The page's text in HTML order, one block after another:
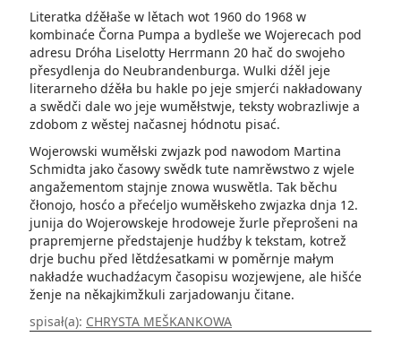
Literatka dźěłaše w lětach wot 1960 do 1968 w
kombinaće Čorna Pumpa a bydleše we Wojerecach pod
adresu Dróha Liselotty Herrmann 20 hač do swojeho
přesydlenja do Neubrandenburga. Wulki dźěl jeje
literarneho dźěła bu hakle po jeje smjerći nakładowany
a swědči dale wo jeje wuměłstwje, teksty wobrazliwje a
zdobom z wěstej načasnej hódnotu pisać.
Wojerowski wuměłski zwjazk pod nawodom Martina
Schmidta jako časowy swědk tute namrěwstwo z wjele
angažementom stajnje znowa wuswětla. Tak běchu
čłonojo, hosćo a přećeljo wuměłskeho zwjazka dnja 12.
junija do Wojerowskeje hrodoweje žurle přeprošeni na
prapremjerne předstajenje hudźby k tekstam, kotrež
drje buchu před lětdźesatkami w poměrnje małym
nakładźe wuchadźacym časopisu wozjewjene, ale hišće
ženje na někajkimžkuli zarjadowanju čitane.
spisał(a): CHRYSTA MEŠKANKOWA